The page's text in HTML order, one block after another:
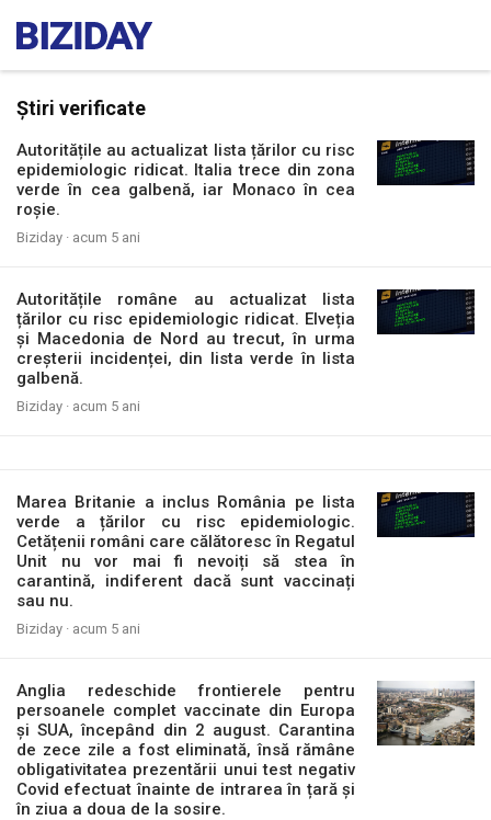
Știri verificate
Autoritățile au actualizat lista țărilor cu risc
epidemiologic ridicat. Italia trece din zona
verde în cea galbenă, iar Monaco în cea
roșie.
Biziday · acum 5 ani
Autoritățile române au actualizat lista
țărilor cu risc epidemiologic ridicat. Elveția
și Macedonia de Nord au trecut, în urma
creșterii incidenței, din lista verde în lista
galbenă.
Biziday · acum 5 ani
Marea Britanie a inclus România pe lista
verde a țărilor cu risc epidemiologic.
Cetățenii români care călătoresc în Regatul
Unit nu vor mai fi nevoiți să stea în
carantină, indiferent dacă sunt vaccinați
sau nu.
Biziday · acum 5 ani
Anglia redeschide frontierele pentru
persoanele complet vaccinate din Europa
și SUA, începând din 2 august. Carantina
de zece zile a fost eliminată, însă rămâne
obligativitatea prezentării unui test negativ
Covid efectuat înainte de intrarea în țară și
în ziua a doua de la sosire.